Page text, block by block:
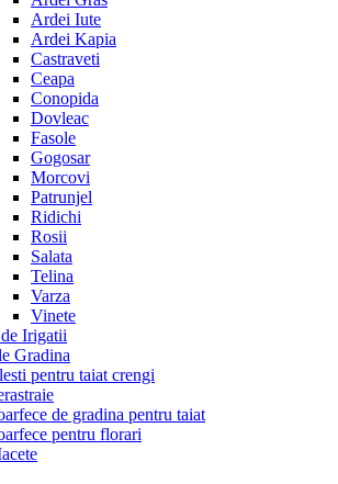
Ardei Iute
Ardei Kapia
Castraveti
Ceapa
Conopida
Dovleac
Fasole
Gogosar
Morcovi
Patrunjel
Ridichi
Rosii
Salata
Telina
Varza
Vinete
Irigatii
Gradina
pentru taiat crengi
de gradina pentru taiat
pentru florari